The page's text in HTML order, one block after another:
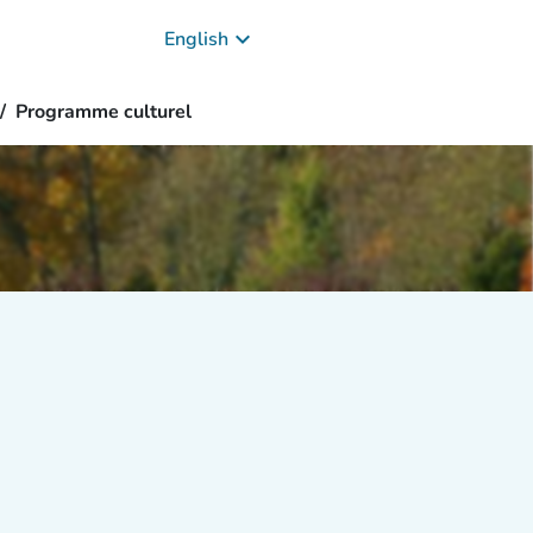
English keyboard_arrow_down
Programme culturel